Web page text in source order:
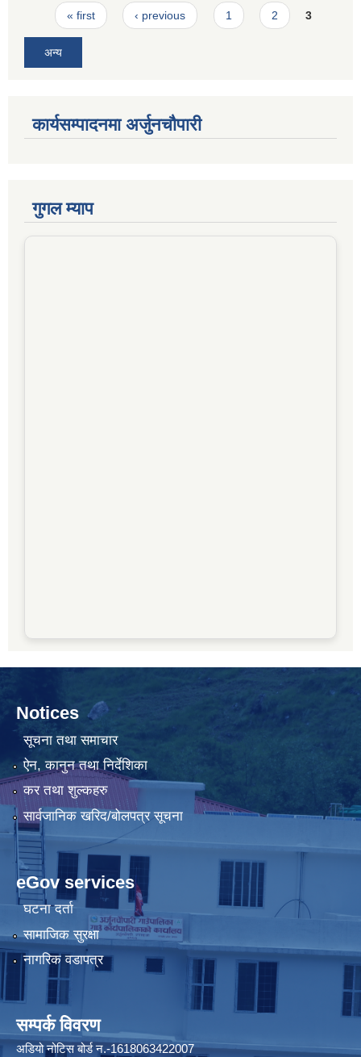
Pages
« first ‹ previous 1 2 3
अन्य
कार्यसम्पादनमा अर्जुनचौपारी
गुगल म्याप
Notices
सूचना तथा समाचार
ऐन, कानुन तथा निर्देशिका
कर तथा शुल्कहरु
सार्वजानिक खरिद/बोलपत्र सूचना
eGov services
घटना दर्ता
सामाजिक सुरक्षा
नागरिक वडापत्र
सम्पर्क विवरण
अडियो नोटिस बोर्ड न.-1618063422007